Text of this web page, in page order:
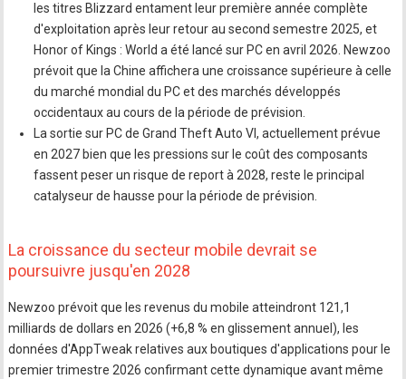
les titres Blizzard entament leur première année complète
d'exploitation après leur retour au second semestre 2025, et
Honor of Kings : World a été lancé sur PC en avril 2026. Newzoo
prévoit que la Chine affichera une croissance supérieure à celle
du marché mondial du PC et des marchés développés
occidentaux au cours de la période de prévision.
La sortie sur PC de Grand Theft Auto VI, actuellement prévue
en 2027 bien que les pressions sur le coût des composants
fassent peser un risque de report à 2028, reste le principal
catalyseur de hausse pour la période de prévision.
La croissance du secteur mobile devrait se
poursuivre jusqu'en 2028
Newzoo prévoit que les revenus du mobile atteindront 121,1
milliards de dollars en 2026 (+6,8 % en glissement annuel), les
données d'AppTweak relatives aux boutiques d'applications pour le
premier trimestre 2026 confirmant cette dynamique avant même